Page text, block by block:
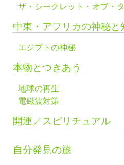
ザ・シークレット・オブ・
中東・アフリカの神秘と
エジプトの神秘
本物とつきあう
地球の再生
電磁波対策
開運／スピリチュアル
自分発見の旅